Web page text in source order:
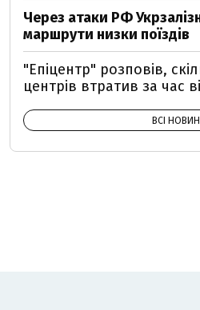
Через атаки РФ
маршрути низки поїздів
"Епіцентр" розповів,
центрів втратив за час
ВСІ